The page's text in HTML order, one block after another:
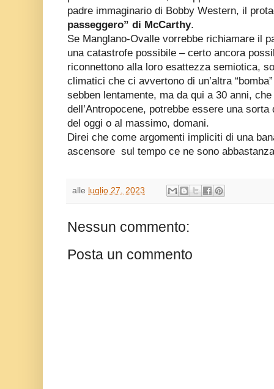
padre immaginario di Bobby Western, il
passeggero” di McCarthy.
Se Manglano-Ovalle vorrebbe richiamare il
una catastrofe possibile – certo ancora
riconnettono alla loro esattezza semiotica,
climatici che ci avvertono di un’altra
sebben lentamente, ma da qui a 30 anni,
dell’Antropocene, potrebbe essere una
del oggi o al massimo, domani.
Direi che come argomenti impliciti di una
ascensore sul tempo ce ne sono
alle luglio 27, 2023
Nessun commento:
Posta un commento